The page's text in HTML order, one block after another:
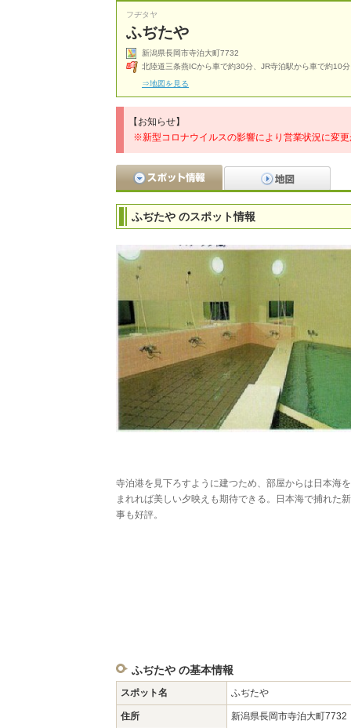
フヂタヤ
ふぢたや
新潟県長岡市寺泊大町7732
北陸道三条燕ICから車で約30分、JR寺泊駅から車で約10分
⇒地図を見る
【お知らせ】
※新型コロナウイルスの影響により営業状況に変
ふぢたや のスポット情報
寺泊港を見下ろすように建つため、部屋からは日本海
まれれば美しい夕映えも期待できる。日本海で捕れた
事も好評。
ふぢたや の基本情報
スポット名 ふぢたや
住所 新潟県長岡市寺泊大町